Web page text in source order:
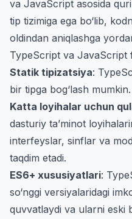
va JavaScript asosida
tip tizimiga ega bo‘lib,
oldindan aniqlashga
TypeScript va JavaScript
Statik tipizatsiya:
bir tipga bog‘lash mumkin.
Katta loyihalar uchun
dasturiy ta’minot
interfeyslar, sinflar va
taqdim etadi.
ES6+ xususiyatlari:
so‘nggi versiyalaridagi
quvvatlaydi va ularni eski